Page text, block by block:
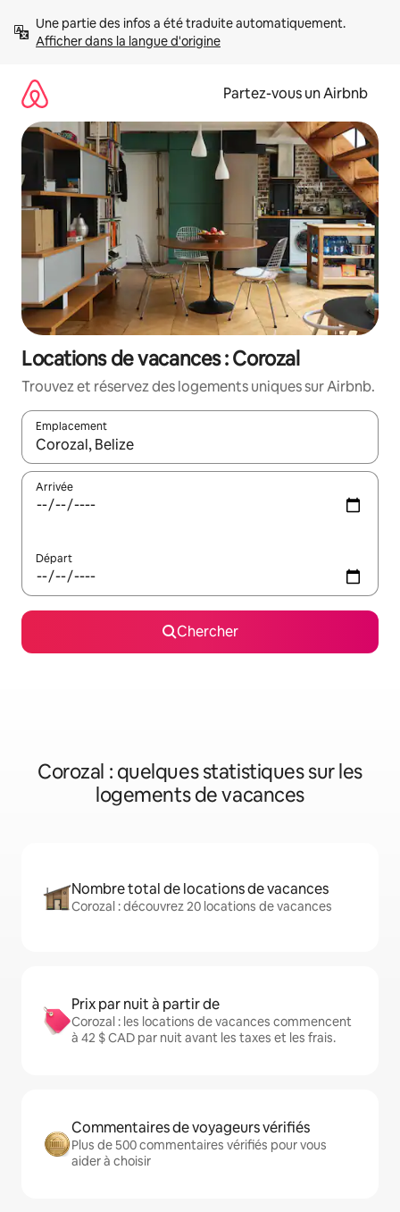
directement
Afficher dans la langue d'origine
Partez-vous un Airbnb
Locations de vacances : Corozal
Trouvez et réservez des logements uniques sur Airbnb.
Emplacement
Quand les résultats sont affichés, parcourez-les en utilisant
Arrivée
Départ
Chercher
Corozal : quelques statistiques sur les
logements de vacances
Nombre total de locations de vacances
Corozal : découvrez 20 locations de vacances
Prix par nuit à partir de
Corozal : les locations de vacances commencent
à 42 $ CAD par nuit avant les taxes et les frais.
Commentaires de voyageurs vérifiés
Plus de 500 commentaires vérifiés pour vous
aider à choisir